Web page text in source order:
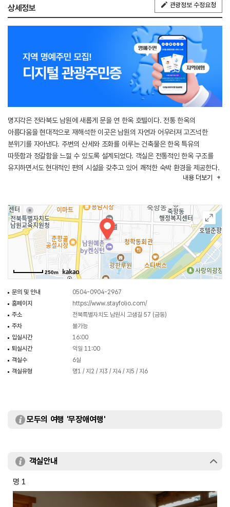
상세정보 관광정보 수정요청
명지각은 전라북도 남원에 새롭게 문을 연 한옥 호텔이다. 전통 한옥의
아름다움을 현대적으로 재해석한 이곳은 남원의 자연과 어우러져 고즈넉한
분위기를 자아낸다. 주변의 산세와 조화를 이루는 건축물은 한옥 특유의
따뜻함과 정갈함을 느낄 수 있도록 설계되었다. 객실은 전통적인 한옥 구조를
유지하면서도 현대적인 편의 시설을 갖추고 있어 쾌적한 숙박 환경을 제공한다.
나무와 한지를 활용한 인테리어는 자연스러운 멋을 더하며, 객실마다 넓은
아름다운 자연 경관을 감상할 수 있는 위치에 자리잡고 있다. 이 한옥 호텔은
전통과 현대의 조화를 추구하며, 편안한 휴식과 함께 한국의 전통 문화를 경험할
수 있는 공간을 제공한다. 가족 여행이나 힐링을 원하는 여행객들에게 이상적인
숙박지로 주목받고 있다.
내용 더보기
250m
문의 및 안내
0504-0904-2967
홈페이지
https://www.stayfolio.com/
주소
전북특별자치도 남원시 고샘길 57 (금동)
주차
불가능
입실시간
16:00
퇴실시간
익일 11:00
객실수
6실
객실유형
명1 / 지2 / 지3 / 지4 / 지5 / 지6
모두의 여행 '무장애여행'
객실안내
명 1